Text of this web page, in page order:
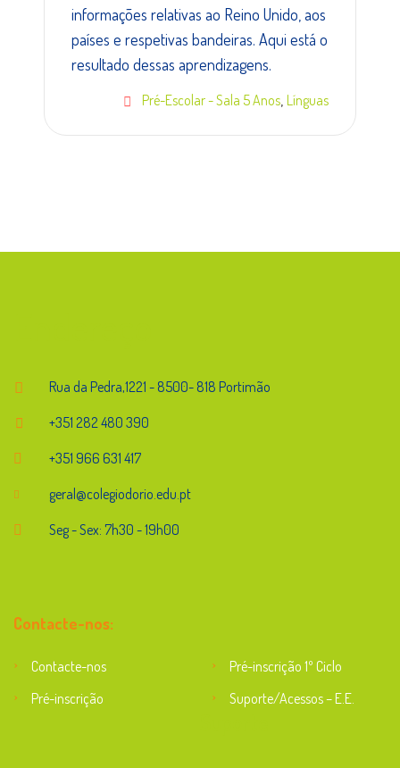
informações relativas ao Reino Unido, aos
países e respetivas bandeiras. Aqui está o
resultado dessas aprendizagens.
Pré-Escolar - Sala 5 Anos Línguas
Rua da Pedra,1221 - 8500- 818 Portimão
+351 282 480 390
+351 966 631 417
geral@colegiodorio.edu.pt
Seg - Sex: 7h30 - 19h00
Contacte-nos:
Contacte-nos
Pré-inscrição 1º Ciclo
Pré-inscrição
Suporte/Acessos – E.E.